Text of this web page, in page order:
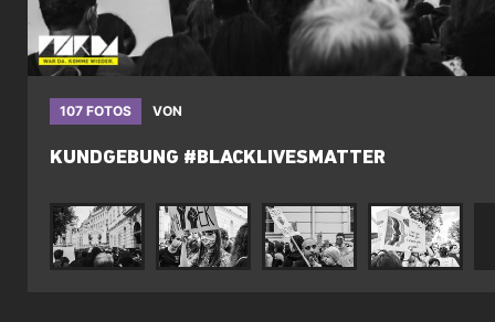
107 FOTOS VON
KUNDGEBUNG #BLACKLIVESMATTER